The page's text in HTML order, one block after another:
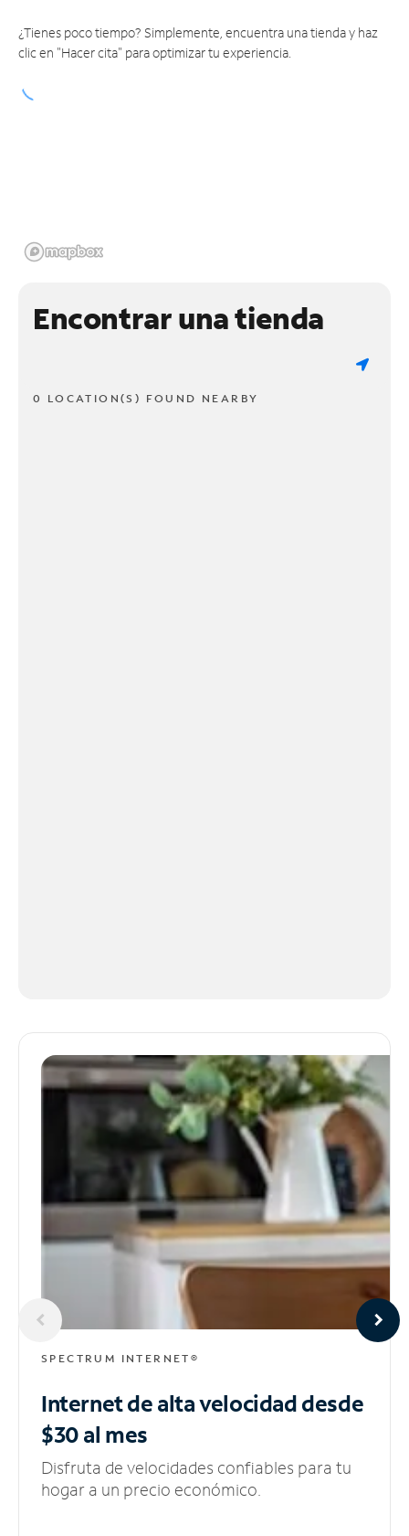
¿Tienes poco tiempo? Simplemente, encuentra una tienda y haz
clic en "Hacer cita" para optimizar tu experiencia.
Encontrar una tienda
0 LOCATION(S) FOUND NEARBY
SPECTRUM INTERNET®
Internet de alta velocidaddesde
$30 al mes
Disfruta de velocidades confiables para tu
hogar a un precio económico.